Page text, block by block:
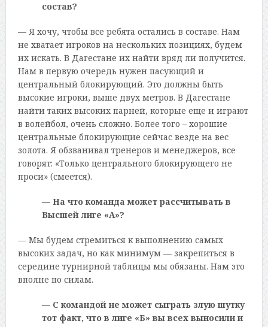
состав?
— Я хочу, чтобы все ребята остались в составе. Нам
не хватает игроков на нескольких позициях, будем
их искать. В Дагестане их найти вряд ли получится.
Нам в первую очередь нужен пасующий и
центральный блокирующий. Это должны быть
высокие игроки, выше двух метров. В Дагестане
найти таких высоких парней, которые еще и играют
в волейбол, очень сложно. Более того – хорошие
центральные блокирующие сейчас везде на вес
золота. Я обзванивал тренеров и менеджеров, все
говорят: «Только центрального блокирующего не
проси» (смеется).
— На что команда может рассчитывать в
Высшей лиге «А»?
— Мы будем стремиться к выполнению самых
высоких задач, но как минимум — закрепиться в
середине турнирной таблицы мы обязаны. Нам это
вполне по силам.
— С командой не может сыграть злую шутку
тот факт, что в лиге «Б» вы всех выносили и